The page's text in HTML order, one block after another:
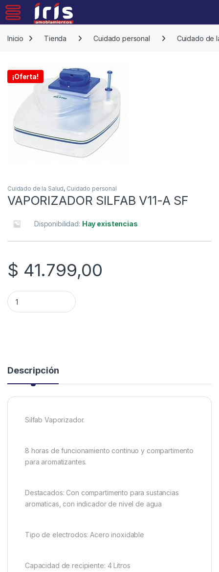
Inicio
Tienda Cuidado personal Cuidado de
¡Oferta!
Cuidado de la Salud, Cuidado personal
VAPORIZADOR SILFAB V11-A SF
Disponibilidad: Hay existencias
$ 41.799,00
VAPORIZADOR SILFAB V11-A SF quantity
Descripción
Silfab Vaporizador.
8 horas de funcionamiento continuo y compartimento
para aromatizantes.
Destacados: Con compartimento para sustancias
aromaticas, con indicador de nivel de agua
Tipo de electrodos: Acero inoxidable
Capacidad de recipiente: 4 Litros